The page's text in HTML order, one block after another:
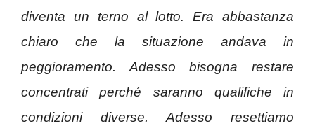
diventa un terno al lotto. Era abbastanza
chiaro che la situazione andava in
peggioramento. Adesso bisogna restare
concentrati perché saranno qualifiche in
condizioni diverse. Adesso resettiamo